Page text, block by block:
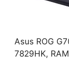
Asus ROG
7829HK,